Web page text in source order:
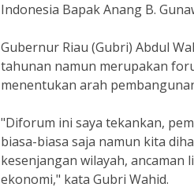
Indonesia Bapak Anang B.
Gubernur Riau (Gubri) Abdul
tahunan namun merupakan
menentukan arah
"Diforum ini saya tekankan,
biasa-biasa saja namun kita
kesenjangan wilayah,
ekonomi," kata Gubri Wahid.